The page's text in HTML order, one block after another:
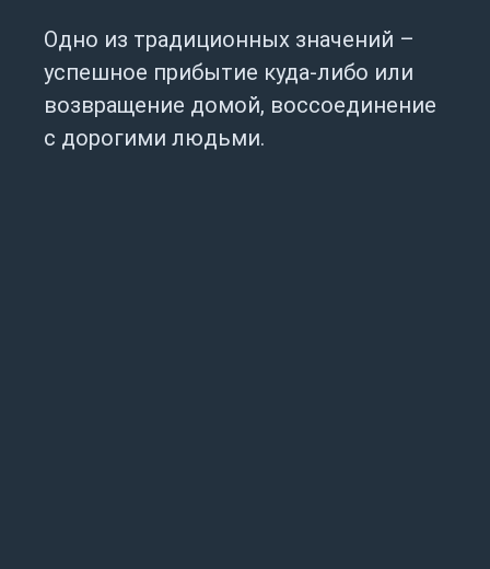
Одно из традиционных значений –
успешное прибытие куда-либо или
возвращение домой, воссоединение
с дорогими людьми.